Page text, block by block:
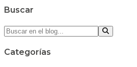
Buscar
Categorías